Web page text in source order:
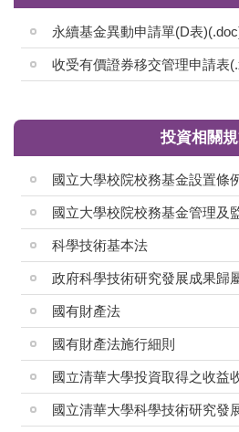
永續基金異動申請單(D表
收受有價證券移交管理申請表
投資相關
國立大學校院校務基金設置條
國立大學校院校務基金管理及
科學技術基本法
政府科學技術研究發展成果歸
國有財產法
國有財產法施行細則
國立清華大學投資取得之收益
國立清華大學科學技術研究發